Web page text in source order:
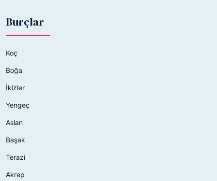
Burçlar
Koç
Boğa
İkizler
Yengeç
Aslan
Başak
Terazi
Akrep